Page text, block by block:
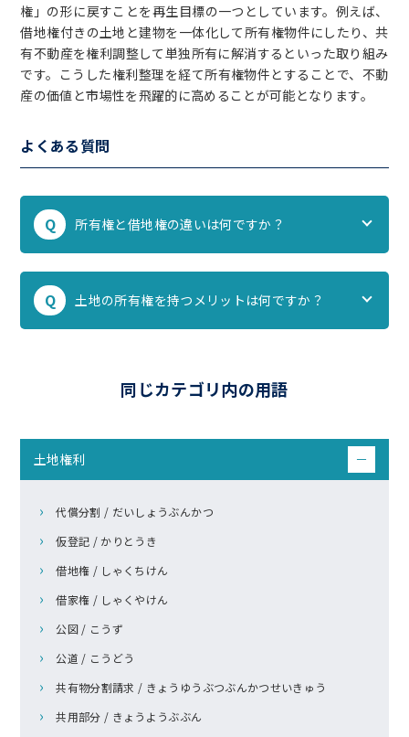
権」の形に戻すことを再生目標の一つとしています。例えば、
借地権付きの土地と建物を一体化して所有権物件にしたり、共
有不動産を権利調整して単独所有に解消するといった取り組み
です。こうした権利整理を経て所有権物件とすることで、不動
産の価値と市場性を飛躍的に高めることが可能となります。
よくある質問
Q 所有権と借地権の違いは何ですか？
Q 土地の所有権を持つメリットは何ですか？
同じカテゴリ内の用語
土地権利 －
代償分割 / だいしょうぶんかつ
仮登記 / かりとうき
借地権 / しゃくちけん
借家権 / しゃくやけん
公図 / こうず
公道 / こうどう
共有物分割請求 / きょうゆうぶつぶんかつせいきゅう
共用部分 / きょうようぶぶん